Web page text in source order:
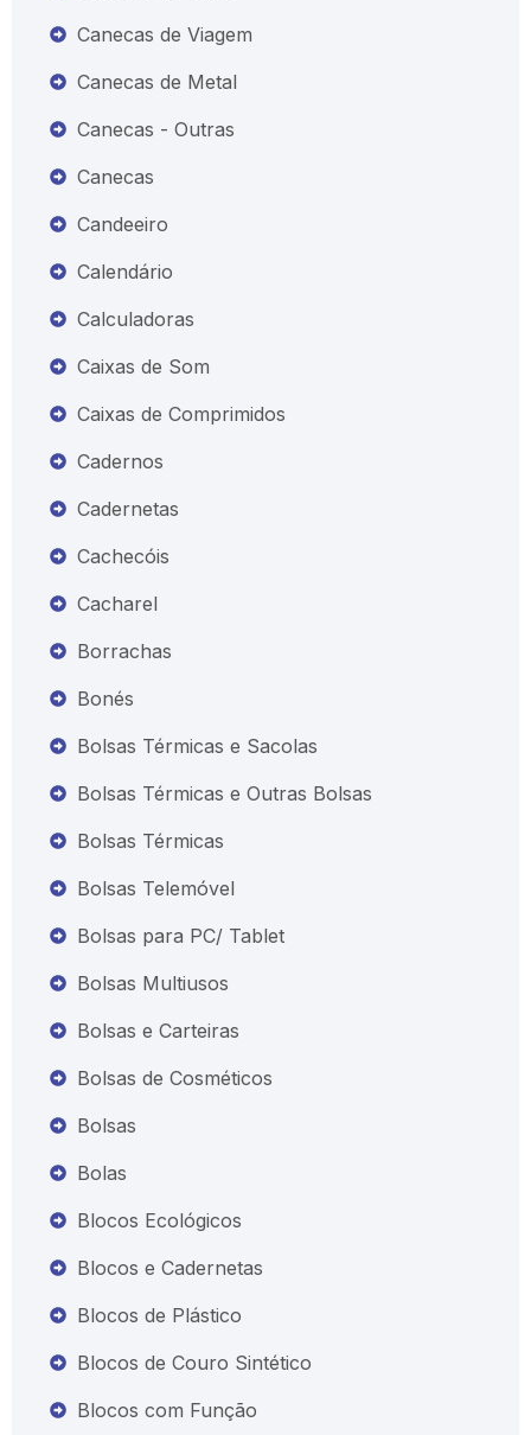
Canecas de Viagem
Canecas de Metal
Canecas - Outras
Canecas
Candeeiro
Calendário
Calculadoras
Caixas de Som
Caixas de Comprimidos
Cadernos
Cadernetas
Cachecóis
Cacharel
Borrachas
Bonés
Bolsas Térmicas e Sacolas
Bolsas Térmicas e Outras Bolsas
Bolsas Térmicas
Bolsas Telemóvel
Bolsas para PC/ Tablet
Bolsas Multiusos
Bolsas e Carteiras
Bolsas de Cosméticos
Bolsas
Bolas
Blocos Ecológicos
Blocos e Cadernetas
Blocos de Plástico
Blocos de Couro Sintético
Blocos com Função